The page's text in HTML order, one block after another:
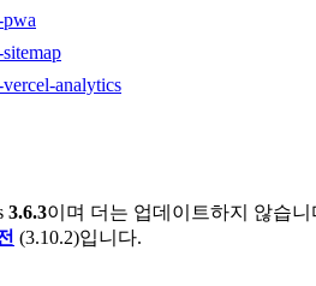
analytics
3.6.3이며 더는 업데이트하지 않습니
(3.10.2)입니다.